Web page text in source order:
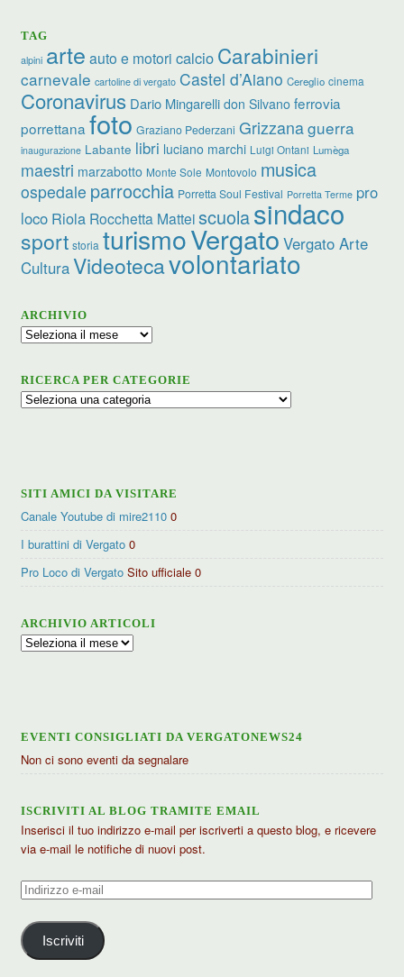
TAG
alpini arte auto e motori calcio Carabinieri
carnevale cartoline di vergato Castel d’Aiano Cereglio cinema
Coronavirus Dario Mingarelli don Silvano ferrovia
porrettana foto Graziano Pederzani Grizzanaguerra
inaugurazione Labante libri luciano marchi Luigi Ontani Lumèga
maestri marzabotto Monte Sole Montovolo musica
ospedale parrocchia Porretta Soul Festival Porretta Terme pro
loco Riola Rocchetta Matteiscuolasindaco
sport storia turismoVergato Vergato Arte
CulturaVideotecavolontariato
ARCHIVIO
Archivio
RICERCA PER CATEGORIE
Ricerca
SITI AMICI DA VISITARE
Canale Youtube di mire2110 0
I burattini di Vergato 0
Pro Loco di Vergato Sito ufficiale 0
ARCHIVIO ARTICOLI
Archivio
EVENTI CONSIGLIATI DA VERGATONEWS24
Non ci sono eventi da segnalare
ISCRIVITI AL BLOG TRAMITE EMAIL
Inserisci il tuo indirizzo e-mail per iscriverti a questo blog, e ricevere
via e-mail le notifiche di nuovi post.
Indirizzo
mail
Iscriviti